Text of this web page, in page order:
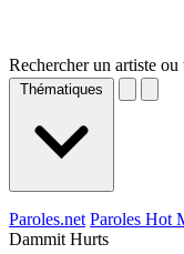
Rechercher un artiste ou
Thématiques
Paroles.net Paroles Hot
Dammit Hurts